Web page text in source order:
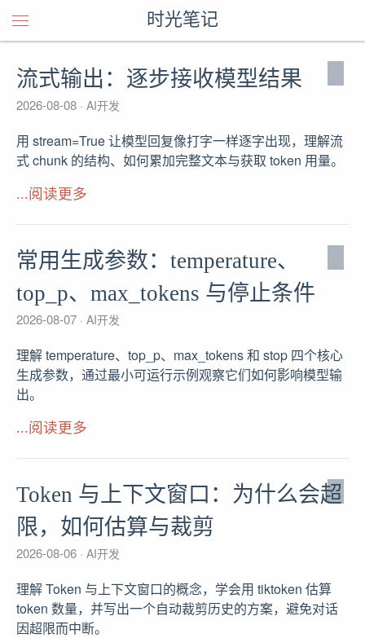
时光笔记
流式输出：逐步接收模型结果
2026-08-08 AI开发
用 stream=True 让模型回复像打字一样逐字出现，理解流
式 chunk 的结构、如何累加完整文本与获取 token 用量。
...阅读更多
常用生成参数：temperature、
top_p、max_tokens 与停止条件
2026-08-07 AI开发
理解 temperature、top_p、max_tokens 和 stop 四个核心
生成参数，通过最小可运行示例观察它们如何影响模型输
出。
...阅读更多
Token 与上下文窗口：为什么会超
限，如何估算与裁剪
2026-08-06 AI开发
理解 Token 与上下文窗口的概念，学会用 tiktoken 估算
token 数量，并写出一个自动裁剪历史的方案，避免对话
因超限而中断。